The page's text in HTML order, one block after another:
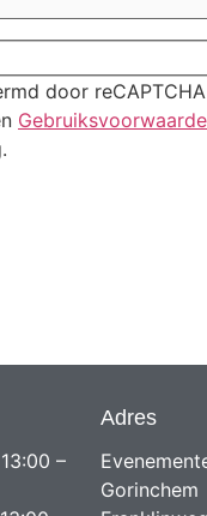
door
–
Adres
Gorinchem